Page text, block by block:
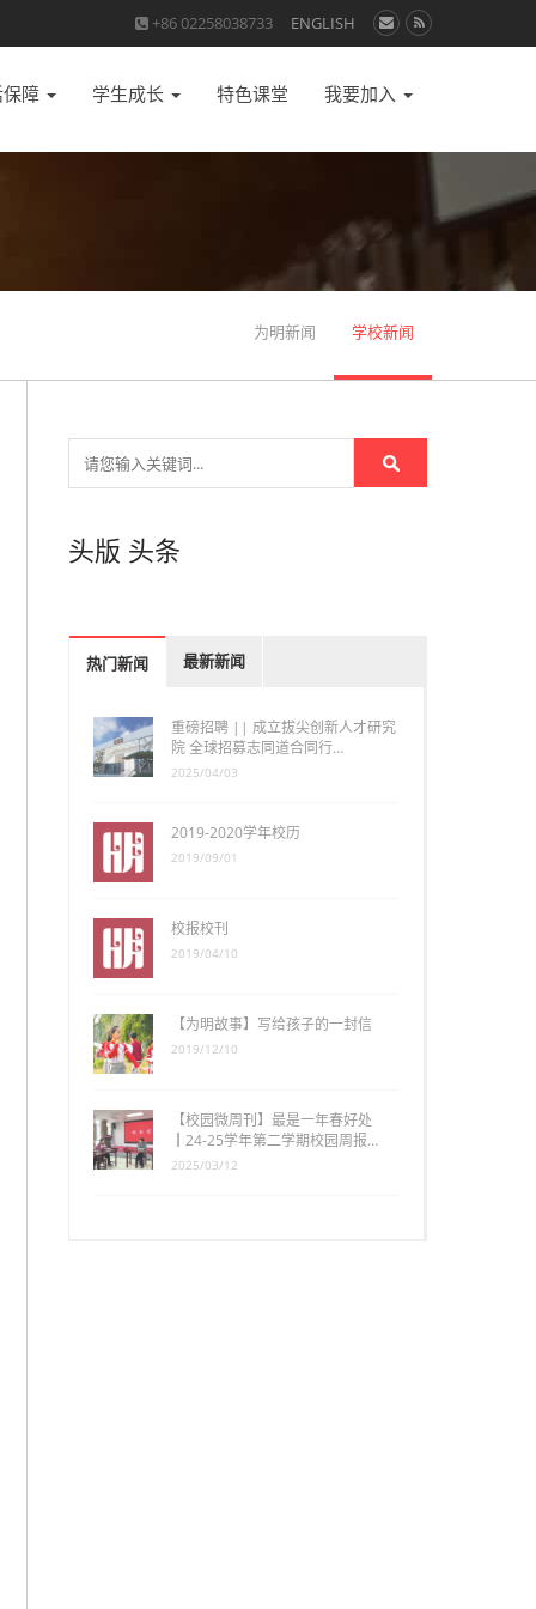
+86 02258038733 ENGLISH
障 学生成长 特色课堂 我要加入
为明新闻 学校新闻
头版 头条
热门新闻 最新新闻
重磅招聘 || 成立拔尖创新人才研究
院 全球招募志同道合同行…
2025/04/03
2019-2020学年校历
2019/09/01
校报校刊
2019/04/10
【为明故事】写给孩子的一封信
2019/12/10
【校园微周刊】最是一年春好处
┃24-25学年第二学期校园周报…
2025/03/12